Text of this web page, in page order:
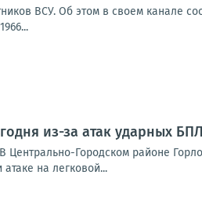
ВСУ. Об этом в своем канале
из-за атак ударных
Городском районе
на легковой...